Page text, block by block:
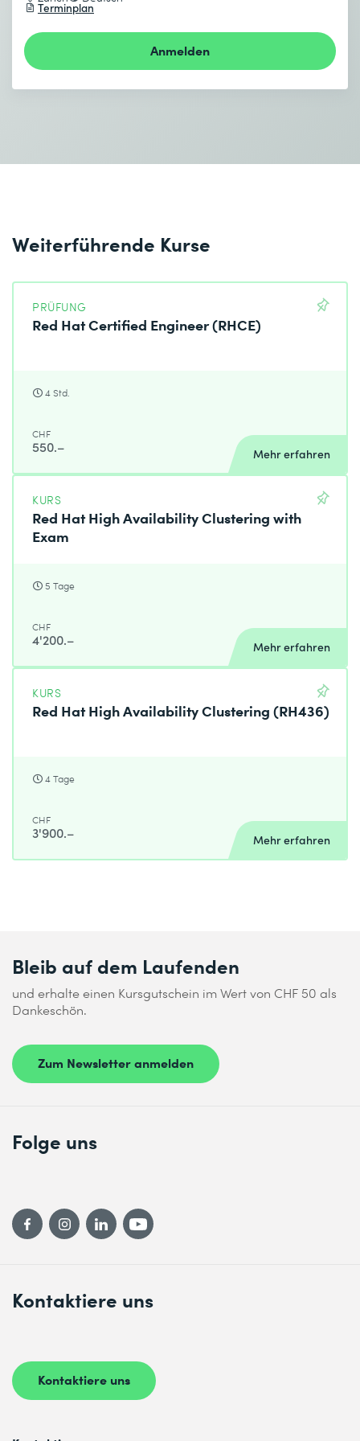
Terminplan
Anmelden
Weiterführende Kurse
PRÜFUNG
Red Hat Certified Engineer (RHCE)
4 Std.
CHF
550.– Mehr erfahren
KURS
Red Hat High Availability Clustering with
Exam
5 Tage
CHF
4'200.– Mehr erfahren
KURS
Red Hat High Availability Clustering (RH436)
4 Tage
CHF
3'900.– Mehr erfahren
Bleib auf dem Laufenden
und erhalte einen Kursgutschein im Wert von CHF 50 als
Dankeschön.
Zum Newsletter anmelden
Kontaktiere uns
Kontaktiere uns
Folge uns